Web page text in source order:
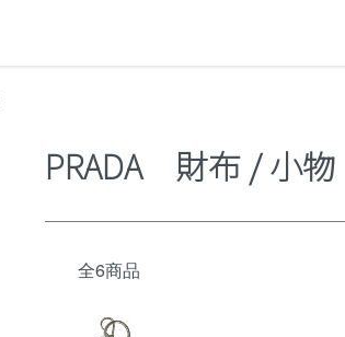
PRADA 財布 / 小物
全6商品